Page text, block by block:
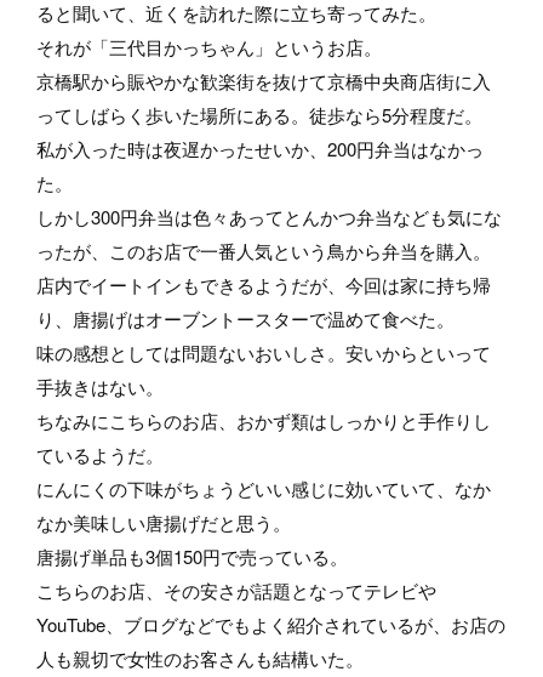
ると聞いて、近くを訪れた際に立ち寄ってみた。
それが「三代目かっちゃん」というお店。
京橋駅から賑やかな歓楽街を抜けて京橋中央商店街に入
ってしばらく歩いた場所にある。徒歩なら5分程度だ。
私が入った時は夜遅かったせいか、200円弁当はなかっ
た。
しかし300円弁当は色々あってとんかつ弁当なども気にな
ったが、このお店で一番人気という鳥から弁当を購入。
店内でイートインもできるようだが、今回は家に持ち帰
り、唐揚げはオーブントースターで温めて食べた。
味の感想としては問題ないおいしさ。安いからといって
手抜きはない。
ちなみにこちらのお店、おかず類はしっかりと手作りし
ているようだ。
にんにくの下味がちょうどいい感じに効いていて、なか
なか美味しい唐揚げだと思う。
唐揚げ単品も3個150円で売っている。
こちらのお店、その安さが話題となってテレビや
YouTube、ブログなどでもよく紹介されているが、お店の
人も親切で女性のお客さんも結構いた。